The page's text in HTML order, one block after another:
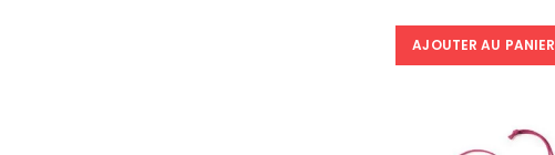
AJOUTER AU PANIER